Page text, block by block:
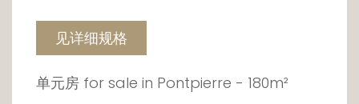
见详细规格
单元房 for sale in Pontpierre - 180m²